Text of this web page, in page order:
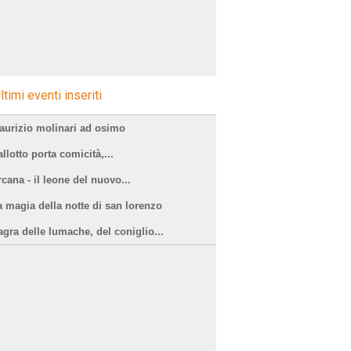
eventi inseriti
molinari ad osimo
porta comicità,...
- il leone del nuovo...
magia della notte di san lorenzo
delle lumache, del coniglio...